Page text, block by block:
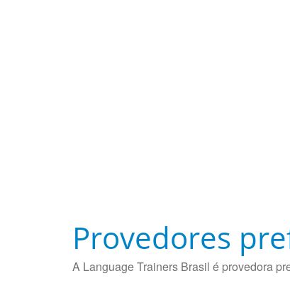
Provedores
A Language Trainers Brasil é provedora